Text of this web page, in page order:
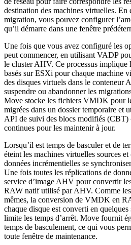
destination des machines virtuelles. En
migration, vous pouvez configurer
qu’il démarre dans une fenêtre
Une fois que vous avez configuré les
peut commencer, en utilisant VADP
le cluster AHV. Ce processus implique
basés sur ESXi pour chaque machine
des disques virtuels dans le conteneur
suspendre ou abandonner les
Move stocke les fichiers VMDK pour
migrées dans un dossier temporaire et
API de suivi des blocs modifiés (CBT)
continues pour les maintenir à jour.
Lorsqu’il est temps de basculer et de
éteint les machines virtuelles sources
données incrémentielles se
Une fois toutes les réplications de
service d’image AHV pour convertir
RAW natif utilisé par AHV. Comme
mêmes, la conversion de VMDK en
chaque disque est converti en quelques
limite les temps d’arrêt. Move fournit
temps de basculement, ce qui vous
toute fenêtre de maintenance.